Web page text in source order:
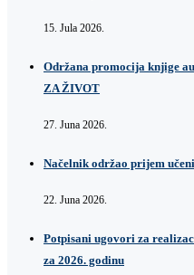
15. Jula 2026.
Održana promocija knjige
ZA ŽIVOT
27. Juna 2026.
Načelnik održao prijem
22. Juna 2026.
Potpisani ugovori za
za 2026. godinu